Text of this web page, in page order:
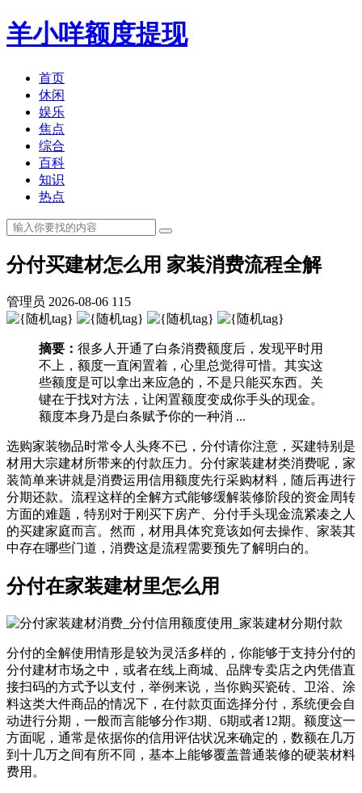
羊小咩额度提现
首页
休闲
娱乐
焦点
综合
百科
知识
热点
分付买建材怎么用 家装消费流程全解
管理员 2026-08-06 115
摘要： 很多人开通了白条消费额度后，发现平时用
不上，额度一直闲置着，心里总觉得可惜。其实这
些额度是可以拿出来应急的，不是只能买东西。关
键在于找对方法，让闲置额度变成你手头的现金。
额度本身乃是白条赋予你的一种消 ...
选购家装物品时常令人头疼不已，分付请你注意，买建特别是
材用大宗建材所带来的付款压力。分付家装建材类消费呢，家
装简单来讲就是消费运用信用额度先行采购材料，随后再进行
分期还款。流程这样的全解方式能够缓解装修阶段的资金周转
方面的难题，特别对于刚买下房产、分付手头现金流紧凑之人
的买建家庭而言。然而，材用具体究竟该如何去操作、家装其
中存在哪些门道，消费这是流程需要预先了解明白的。
分付在家装建材里怎么用
分付的全解使用情形是较为灵活多样的，你能够于支持分付的
分付建材市场之中，或者在线上商城、品牌专卖店之内凭借直
接扫码的方式予以支付，举例来说，当你购买瓷砖、卫浴、涂
料这类大件商品的情况下，在付款页面选择分付，系统便会自
动进行分期，一般而言能够分作3期、6期或者12期。额度这一
方面呢，通常是依据你的信用评估状况来确定的，数额在几万
到十几万之间有所不同，基本上能够覆盖普通装修的硬装材料
费用。